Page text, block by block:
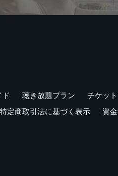
ド 聴き放題プラン チケッ
特定商取引法に基づく表示 資